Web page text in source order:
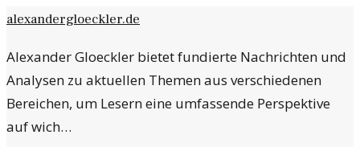
alexandergloeckler.de
Alexander Gloeckler bietet fundierte Nachrichten und
Analysen zu aktuellen Themen aus verschiedenen
Bereichen, um Lesern eine umfassende Perspektive
auf wich…